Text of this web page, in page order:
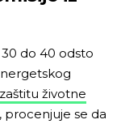
do 40 odsto
životne
procenjuje se da